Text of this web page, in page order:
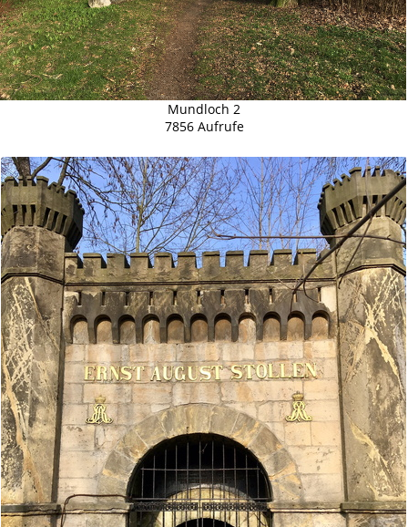
Mundloch 2
7856 Aufrufe